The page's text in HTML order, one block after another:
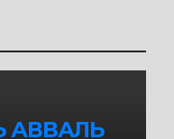
АВВАЛЬ